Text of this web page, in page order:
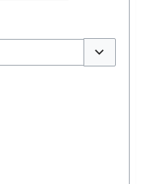
สลับตัวเลือก